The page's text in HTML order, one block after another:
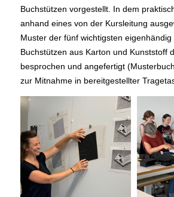
Buchstützen vorgestellt. In dem
anhand eines von der Kursleitung
Muster der fünf wichtigsten
Buchstützen aus Karton und Kunststoff
besprochen und angefertigt
zur Mitnahme in bereitgestellter